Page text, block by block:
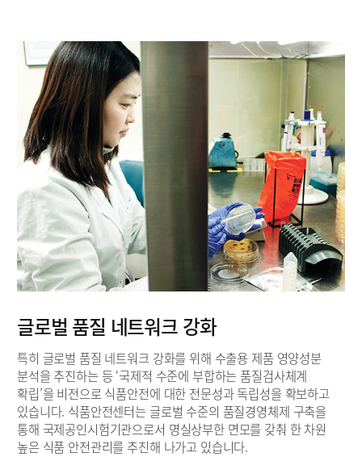
글로벌 품질 네트워크 강화
특히 글로벌 품질 네트워크 강화를 위해 수출용 제품 영양성분
분석을 추진하는 등 ‘국제적 수준에 부합하는 품질검사체계
확립’을 비전으로 식품안전에 대한 전문성과 독립성을 확보하고
있습니다. 식품안전센터는 글로벌 수준의 품질경영체제 구축을
통해 국제공인시험기관으로서 명실상부한 면모를 갖춰 한 차원
높은 식품 안전관리를 추진해 나가고 있습니다.